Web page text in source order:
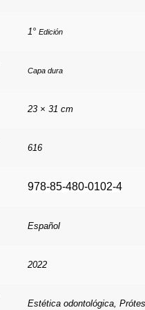
1° Edición
Capa dura
23 × 31 cm
616
978-85-480-0102-4
Español
2022
Estética odontológica,